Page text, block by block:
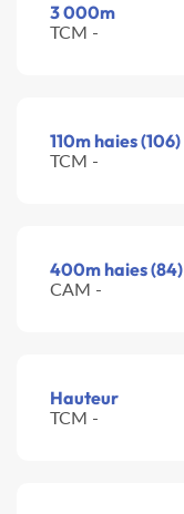
3 000m
TCM -
110m haies (106)
TCM -
400m haies (84)
CAM -
Hauteur
TCM -